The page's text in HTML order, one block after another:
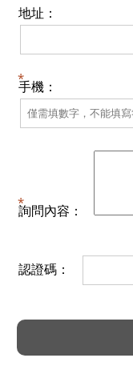
地址：
手機：
詢問內容：
認證碼：